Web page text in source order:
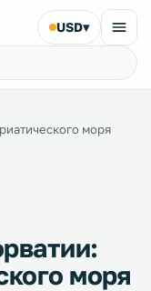
USD▾
моря
моря